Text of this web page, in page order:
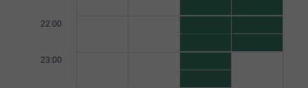
22:00
23:00